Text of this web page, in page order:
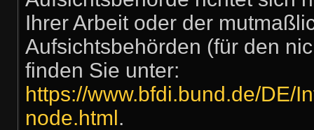
Ihrer Arbeit oder der
Aufsichtsbehörden (für den
finden Sie unter:
https://www.bfdi.bund.de/DE/
node.html.